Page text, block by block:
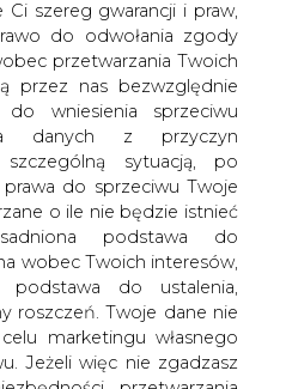
przetwarzania
inne zastrzeżenia w tym
sprzeciw lub prześlij nam
Inspektora Ochrony
adres
iod@are.waw.pl
wpływa na zgodność z
dokonanego przed jej
określić warunki
do plików cookies w
internetowej.
technologii
kliknąć poniższy przycisk
zasad korzystania z portalu
wyślij